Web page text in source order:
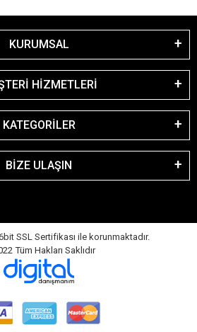
KURUMSAL
HİZMETLERİ
KATEGORİLER
BİZE ULAŞIN
SSL Sertifikası ile korunmaktadır.
Tüm Hakları Saklıdır